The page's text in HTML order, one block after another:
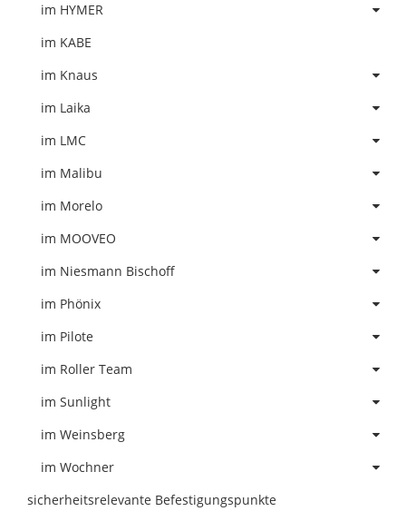
im HYMER
im KABE
im Knaus
im Laika
im LMC
im Malibu
im Morelo
im MOOVEO
im Niesmann Bischoff
im Phönix
im Pilote
im Roller Team
im Sunlight
im Weinsberg
im Wochner
sicherheitsrelevante Befestigungspunkte